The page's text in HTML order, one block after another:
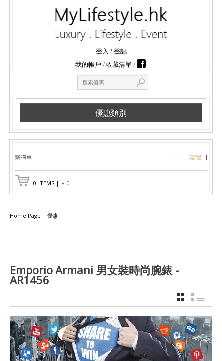
登入 /登記
我的帳戶
收藏清單
優惠類別
購物車 繁體
0 ITEMS | $ 0
Home Page | 優惠
Emporio Armani 男女裝時尚腕錶 -
AR1456
GRID